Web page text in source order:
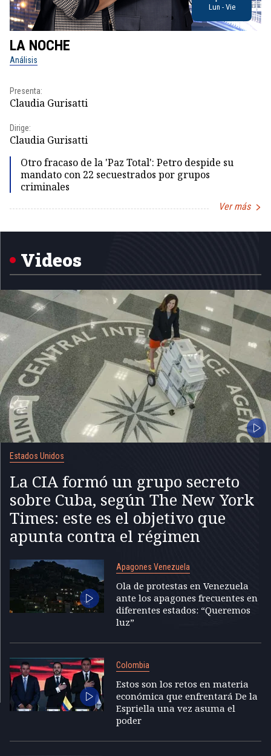
Lun - Vie
LA NOCHE
Análisis
Presenta:
Claudia Gurisatti
Dirige:
Claudia Gurisatti
Otro fracaso de la 'Paz Total': Petro despide su
mandato con 22 secuestrados por grupos
criminales
Ver más
1
Videos
Estados Unidos
La CIA formó un grupo secreto
sobre Cuba, según The New York
Times: este es el objetivo que
apunta contra el régimen
Apagones Venezuela
Ola de protestas en Venezuela
ante los apagones frecuentes en
diferentes estados: “Queremos
luz”
Colombia
Estos son los retos en materia
económica que enfrentará De la
Espriella una vez asuma el
poder